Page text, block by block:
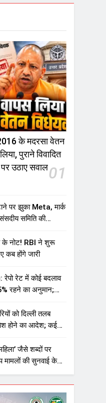
के मदरसा वेतन
पुराने विवादित
उठाए सवाल01
पर झुका Meta, मार्क
समिति की
के नोट! RBI ने शुरू
कब होंगे जारी
रेट में कोई बदलाव
रहने का अनुमान;
को दिल्ली तलब
होने का आदेश; कई
जैसे शब्दों पर
मामलों की सुनवाई के